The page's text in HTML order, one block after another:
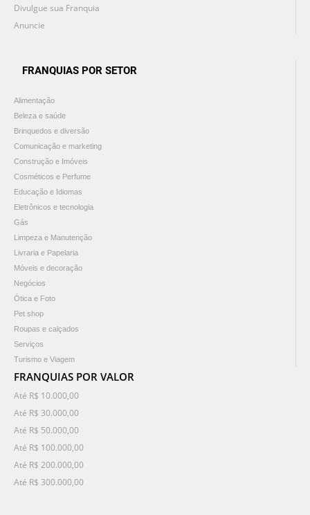
Divulgue sua Franquia
Anuncie
FRANQUIAS POR SETOR
Alimentação
Beleza e saúde
Brinquedos e diversão
Comunicação e marketing
Construção e Imóveis
Cosméticos e Perfume
Educação e Idiomas
Eletrônicos e tecnologia
Gás
Limpeza e Manutenção
Livraria e Papelaria
Móveis e decoração
Negócios
Ótica e Foto
Pet shop
Roupas e calçados
Serviços
Turismo e Viagem
FRANQUIAS POR VALOR
Até R$ 10.000,00
Até R$ 30.000,00
Até R$ 50.000,00
Até R$ 100.000,00
Até R$ 200.000,00
Até R$ 300.000,00